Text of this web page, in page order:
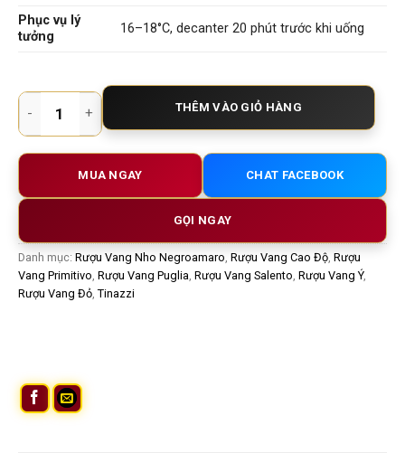
Phục vụ lý
tưởng
16–18°C, decanter 20 phút trước khi uống
Rượu vang Ý San Giorgio Tinazzi – Tinh hoa vang đỏ Puglia
THÊM VÀO GIỎ HÀNG
MUA NGAY CHAT FACEBOOK
GỌI NGAY
Danh mục: Rượu Vang Nho Negroamaro, Rượu Vang Cao Độ, Rượu
Vang Primitivo, Rượu Vang Puglia, Rượu Vang Salento, Rượu Vang Ý,
Rượu Vang Đỏ, Tinazzi